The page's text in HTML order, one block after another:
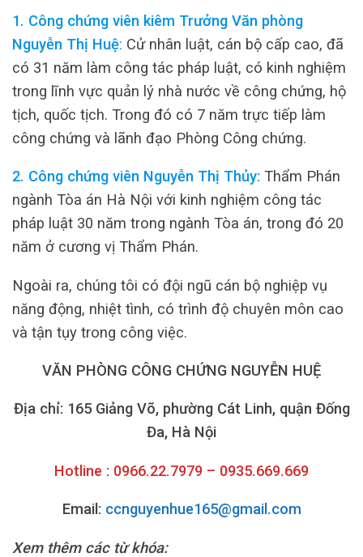
1. Công chứng viên kiêm Trưởng Văn phòng
Nguyễn Thị Huệ: Cử nhân luật, cán bộ cấp cao, đã
có 31 năm làm công tác pháp luật, có kinh nghiệm
trong lĩnh vực quản lý nhà nước về công chứng, hộ
tịch, quốc tịch. Trong đó có 7 năm trực tiếp làm
công chứng và lãnh đạo Phòng Công chứng.
2. Công chứng viên Nguyễn Thị Thủy: Thẩm Phán
ngành Tòa án Hà Nội với kinh nghiệm công tác
pháp luật 30 năm trong ngành Tòa án, trong đó 20
năm ở cương vị Thẩm Phán.
Ngoài ra, chúng tôi có đội ngũ cán bộ nghiệp vụ
năng động, nhiệt tình, có trình độ chuyên môn cao
và tận tụy trong công việc.
VĂN PHÒNG CÔNG CHỨNG NGUYỄN HUỆ
Địa chỉ: 165 Giảng Võ, phường Cát Linh, quận Đống
Đa, Hà Nội
Hotline : 0966.22.7979 – 0935.669.669
Email: ccnguyenhue165@gmail.com
Xem thêm các từ khóa: